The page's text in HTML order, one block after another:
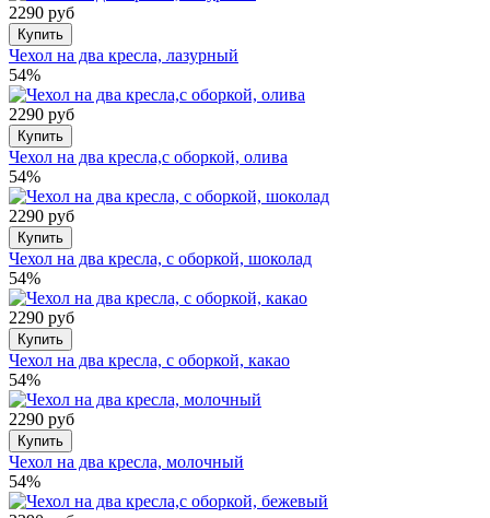
2290 руб
Купить
Чехол на два кресла, лазурный
54%
2290 руб
Купить
Чехол на два кресла,с оборкой, олива
54%
2290 руб
Купить
Чехол на два кресла, с оборкой, шоколад
54%
2290 руб
Купить
Чехол на два кресла, с оборкой, какао
54%
2290 руб
Купить
Чехол на два кресла, молочный
54%